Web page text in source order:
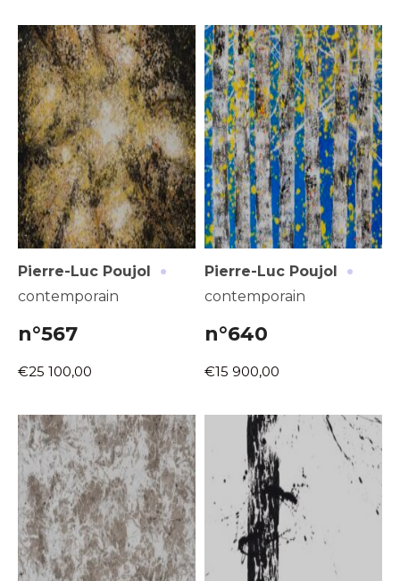
Pierre-Luc Poujol ·
contemporain
n°567
€25 100,00
Pierre-Luc Poujol ·
contemporain
n°640
€15 900,00